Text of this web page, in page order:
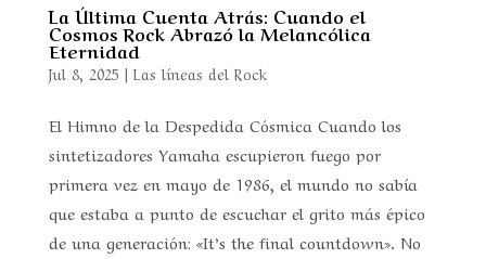
La Última Cuenta Atrás: Cuando el
Cosmos Rock Abrazó la Melancólica
Eternidad
Jul 8, 2025 | Las líneas del Rock
El Himno de la Despedida Cósmica Cuando los
sintetizadores Yamaha escupieron fuego por
primera vez en mayo de 1986, el mundo no sabía
que estaba a punto de escuchar el grito más épico
de una generación: «It’s the final countdown». No